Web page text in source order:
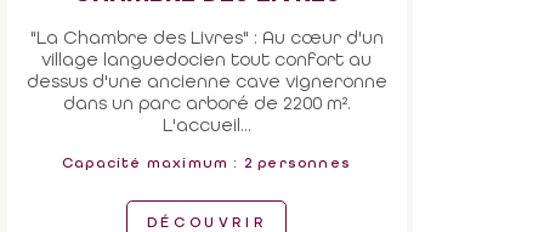
"La Chambre des Livres" : Au cœur d'un
village languedocien tout confort au
dessus d'une ancienne cave vigneronne
dans un parc arboré de 2200 m².
L'accueil...
Capacité maximum : 2 personnes
DÉCOUVRIR